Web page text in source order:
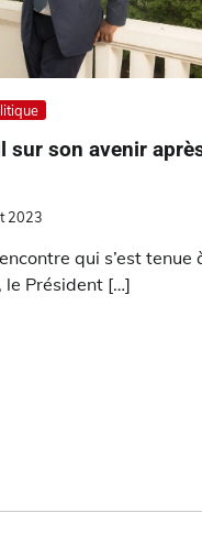
sur son avenir
2023
qui s’est tenue
le Président […]